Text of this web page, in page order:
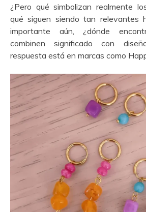
¿Pero qué simbolizan realmente
qué siguen siendo tan relevantes
importante aún, ¿dónde
combinen significado con
respuesta está en marcas como